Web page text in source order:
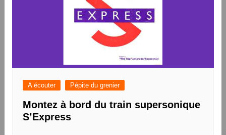
A écouter Pépite du grenier
Montez à bord du train supersonique
S’Express